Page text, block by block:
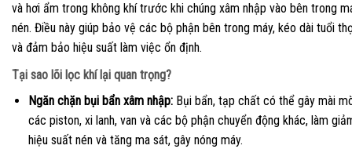
và hơi ẩm trong không khí trước khi chúng xâm nhập vào bên trong
nén. Điều này giúp bảo vệ các bộ phận bên trong máy, kéo dài tuổi
và đảm bảo hiệu suất làm việc ổn định.
Tại sao lõi lọc khí lại quan trọng?
Ngăn chặn bụi bẩn xâm nhập:Bụi bẩn, tạp chất có thể gây mài
các piston, xi lanh, van và các bộ phận chuyển động khác, làm
hiệu suất nén và tăng ma sát, gây nóng máy.